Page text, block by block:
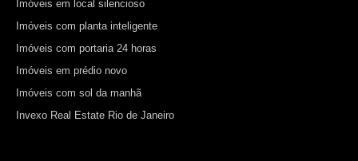
Imóveis em local silencioso
Imóveis com planta inteligente
Imóveis com portaria 24 horas
Imóveis em prédio novo
Imóveis com sol da manhã
Invexo Real Estate Rio de Janeiro